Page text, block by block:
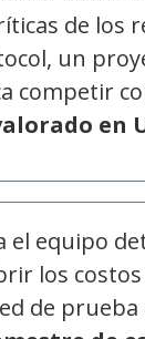
de los
un
competir
en
el equipo
los
de